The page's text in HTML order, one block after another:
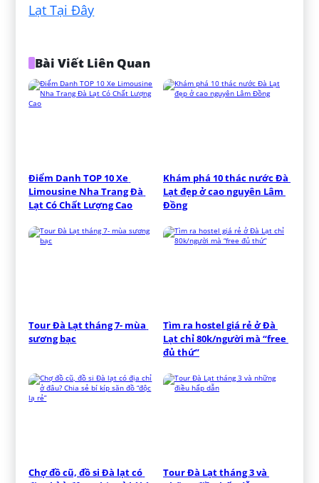
Lạt Tại Đây
Bài Viết Liên Quan
Điểm Danh TOP 10 Xe
Limousine Nha Trang Đà
Lạt Có Chất Lượng Cao
Khám phá 10 thác nước Đà
Lạt đẹp ở cao nguyên Lâm
Đồng
Tour Đà Lạt tháng 7- mùa
sương bạc
Tìm ra hostel giá rẻ ở Đà
Lạt chỉ 80k/người mà “free
đủ thứ”
Chợ đồ cũ, đồ si Đà lạt có
Tour Đà Lạt tháng 3 và